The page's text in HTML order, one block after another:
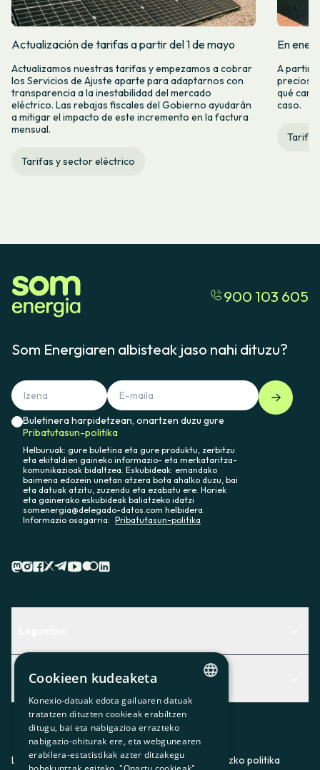
Actualización de tarifas a partir del 1 de mayo
Actualizamos nuestras tarifas y empezamos a cobrar
los Servicios de Ajuste aparte para adaptarnos con
transparencia a la inestabilidad del mercado
eléctrico. Las rebajas fiscales del Gobierno ayudarán
a mitigar el impacto de este incremento en la factura
mensual.
Tarifas y sector eléctrico
En
A partir
precios
qué
caso.
900 103 605
Som Energiaren albisteak jaso nahi dituzu?
Buletinera harpidetzean, onartzen duzu gure
Pribatutasun-politika
Helburuak: gure buletina eta gure produktu, zerbitzu
eta ekitaldien gaineko informazio- eta merkataritza-
komunikazioak bidaltzea. Eskubideak: emandako
baimena edozein unetan atzera bota ahalko duzu, bai
eta datuak atzitu, zuzendu eta ezabatu ere. Horiek
eta gainerako eskubideak baliatzeko idatzi
somenergia@delegado-datos.com helbidera.
Informazio osagarria: Pribatutasun-politika
Centro de Ayuda
Aurkitu zerbitzurik egokiena zuretzat
Contacto
Albisteak
Albisteak
Bazkideen txokoa
Prentsa
Lege-oharraPribatutasun-politikaCookieei buruzko politika
CATALAN
SPANISH
GL
Cookieen kudeaketa
Konexio-datuak edota gailuaren datuak
tratatzen dituzten cookieak erabiltzen
ditugu, bai eta nabigazioa errazteko
nabigazio-ohiturak ere, eta webgunearen
erabilera-estatistikak azter ditzakegu